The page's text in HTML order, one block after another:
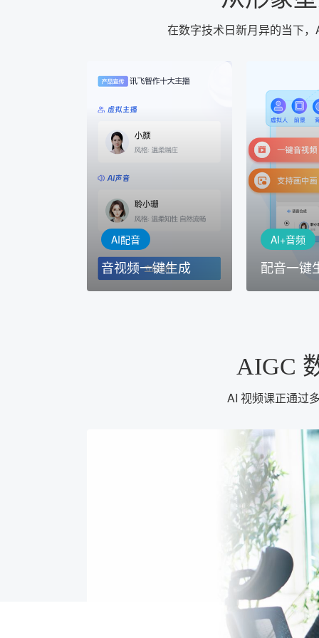
在数字技术日新月异的当下
AI配音
音视频一键生成
音视频一键生成
AI+视频：在虚拟"AI演播
键完成音、视频作品的输出
AI+音频
配音一键
AI+音频
配音一键
AI+音频：基
TTS能力打
工具，输入
人即可一键
AIGC
AI 视频课正通过